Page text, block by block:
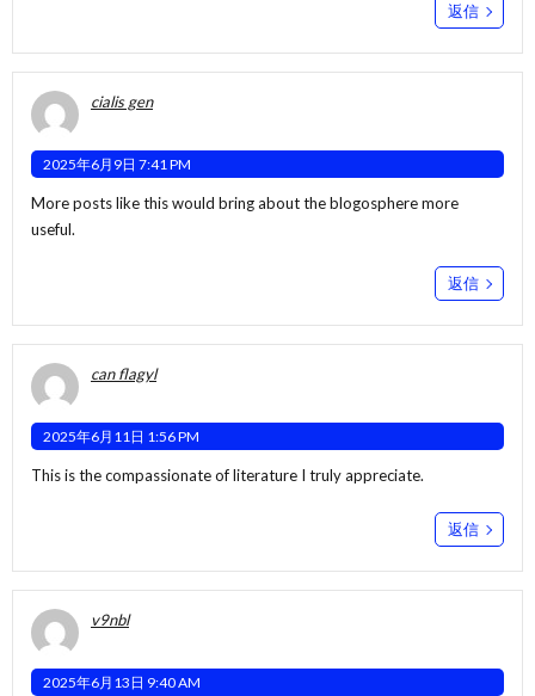
返信
cialis gen
2025年6月9日 7:41 PM
More posts like this would bring about the blogosphere more
useful.
返信
can flagyl
2025年6月11日 1:56 PM
This is the compassionate of literature I truly appreciate.
返信
v9nbl
2025年6月13日 9:40 AM